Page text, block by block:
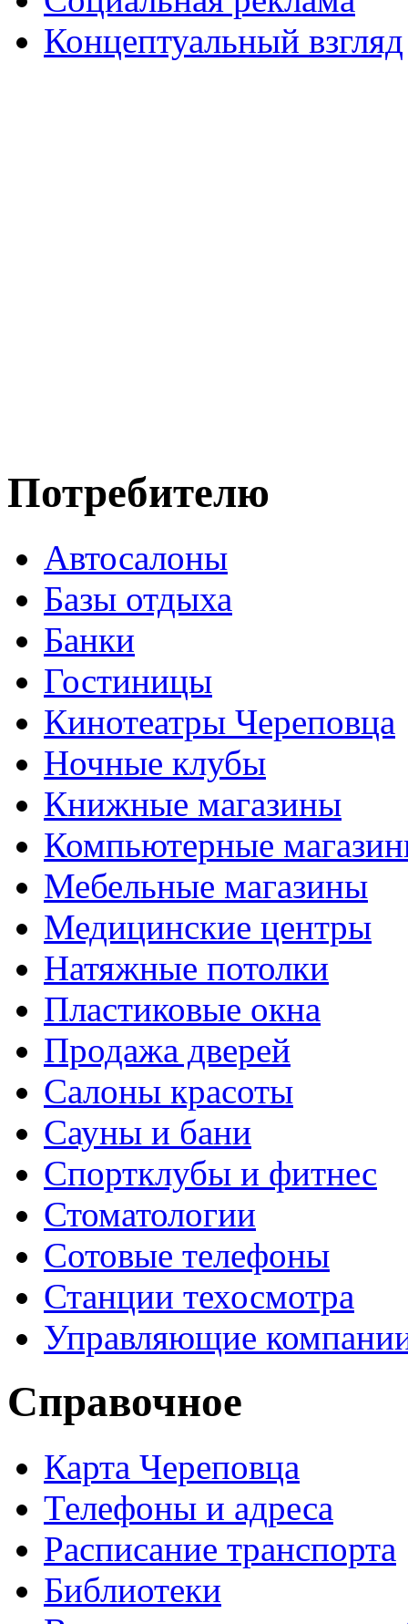
Концептуальный взгляд
Потребителю
Автосалоны
Базы отдыха
Банки
Гостиницы
Кинотеатры Череповца
Ночные клубы
Книжные магазины
Компьютерные
Мебельные магазины
Медицинские центры
Натяжные потолки
Пластиковые окна
Продажа дверей
Салоны красоты
Сауны и бани
Спортклубы и фитнес
Стоматологии
Сотовые телефоны
Станции техосмотра
Управляющие
Справочное
Карта Череповца
Телефоны и адреса
Расписание транспорта
Библиотеки